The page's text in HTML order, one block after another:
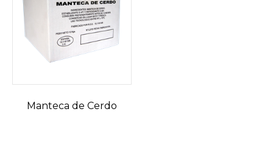
Manteca de Cerdo